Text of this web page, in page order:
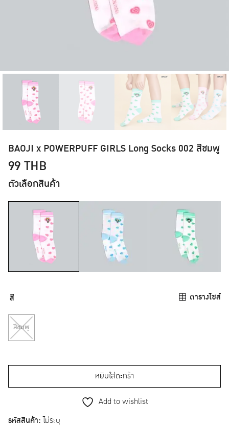
BAOJI x POWERPUFF GIRLS Long Socks 002 สีชมพู
99 THB
ตัวเลือกสินค้า
สี
สีชมพู
ตารางไซส์
หยิบใส่ตะกร้า
Add to wishlist
รหัสสินค้า: ไม่ระบุ